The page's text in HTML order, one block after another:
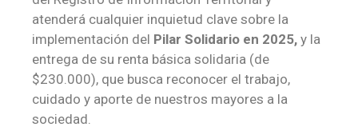
atenderá cualquier inquietud clave sobre la
implementación del Pilar Solidario en 2025, y la
entrega de su renta básica solidaria (de
$230.000), que busca reconocer el trabajo,
cuidado y aporte de nuestros mayores a la
sociedad.